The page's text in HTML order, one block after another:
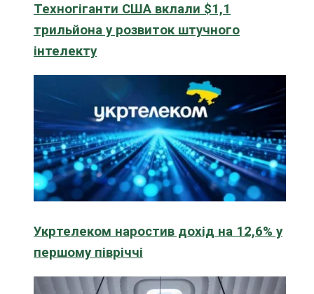
Техногіганти США вклали $1,1
трильйона у розвиток штучного
інтелекту
Укртелеком наростив дохід на 12,6% у
першому півріччі